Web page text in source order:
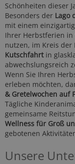
Schönheiten dieser
Besonders der Lago
mit einem
Ihrer Herbstferien in
nutzen, im Kreis der
Kutschfahrt in
abwechslungsreich
Wenn Sie Ihren
erleben möchten,
& Gretelwochen auf
Tägliche
gemeinsame
Wellness für Groß
gebotenen
Unsere